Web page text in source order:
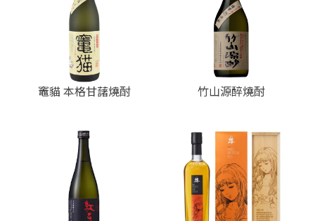
竈貓 本格甘藷燒酎 竹山源醉燒酎